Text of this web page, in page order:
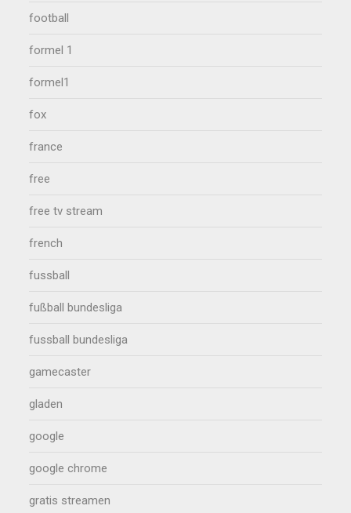
football
formel 1
formel1
fox
france
free
free tv stream
french
fussball
fußball bundesliga
fussball bundesliga
gamecaster
gladen
google
google chrome
gratis streamen